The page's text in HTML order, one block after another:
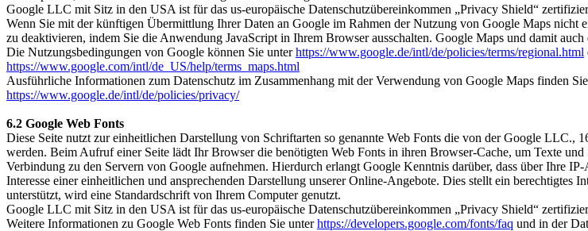
Google LLC mit Sitz in den USA ist für das us-europäische Datenschutzübereinkommen „Privacy Shield“
Wenn Sie mit der künftigen Übermittlung Ihrer Daten an Google im Rahmen der Nutzung von Google Maps
zu deaktivieren, indem Sie die Anwendung JavaScript in Ihrem Browser ausschalten. Google Maps und damit
Die Nutzungsbedingungen von Google können Sie unterhttps://www.google.de/intl/de/policies/terms/regional.html
https://www.google.com/intl/de_US/help/terms_maps.html
Ausführliche Informationen zum Datenschutz im Zusammenhang mit der Verwendung von Google Maps finden
https://www.google.de/intl/de/policies/privacy/
6.2 Google Web Fonts
Diese Seite nutzt zur einheitlichen Darstellung von Schriftarten so genannte Web Fonts die von der Google
werden. Beim Aufruf einer Seite lädt Ihr Browser die benötigten Web Fonts in ihren Browser-Cache, um Texte
Verbindung zu den Servern von Google aufnehmen. Hierdurch erlangt Google Kenntnis darüber, dass über Ihre
Interesse einer einheitlichen und ansprechenden Darstellung unserer Online-Angebote. Dies stellt ein
unterstützt, wird eine Standardschrift von Ihrem Computer genutzt.
Google LLC mit Sitz in den USA ist für das us-europäische Datenschutzübereinkommen „Privacy Shield“
Weitere Informationen zu Google Web Fonts finden Sie unterhttps://developers.google.com/fonts/faq und in der